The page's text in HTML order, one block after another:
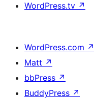
WordPress.tv ↗
WordPress.com ↗
Matt ↗
bbPress ↗
BuddyPress ↗